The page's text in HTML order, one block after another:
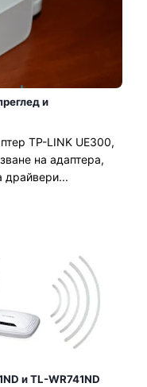
и
TP-LINK UE300,
на адаптера,
драйвери...
и TL-WR741ND